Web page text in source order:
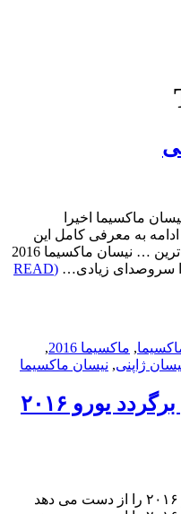
جدید نیسان ماکسیما اخیرا
به معرفی کامل این
خودرو و مقایسه‌ی آن با یکی از جذاب‌ترین … نیسان ماکسیما 2016
سروصدای زیادی…
(READ
, ماکسیما 2016
,
ژاپنی, نیسان ماکسیما
رونالدو اگر زود به میدان برگردد یورو ۲۰۱۶
رونالدو اگر زود به میدان برگردد یورو ۲۰۱۶ را از دست می دهد